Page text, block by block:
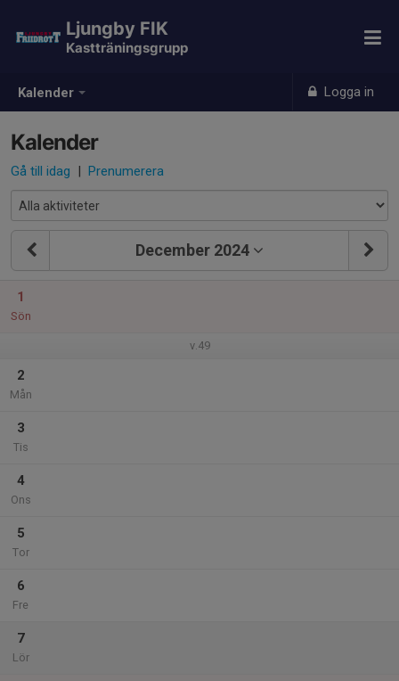
Kalender Logga in
Ljungby FIK
Kastträningsgrupp
Kalender
Gå till idag | Prenumerera
December 2024
1
Sön
v.49
2
Mån
3
Tis
4
Ons
5
Tor
6
Fre
7
Lör